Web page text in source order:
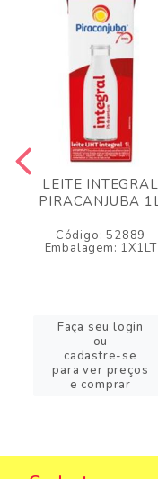
LEITE INTEGRAL
PIRACANJUBA
Código: 52889
Embalagem: 1X1LT
Faça seu login
ou
cadastre-se
para ver preços
e comprar